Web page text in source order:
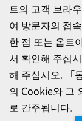
트의 고객 브라
여 방문자의 접
한 점 또는 옵트
서 확인해 주십
해 주십시오. 「
의 Cookie와 그
로 간주됩니다.